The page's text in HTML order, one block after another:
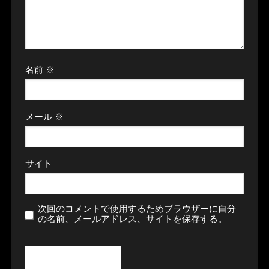
名前 ※
メール ※
サイト
次回のコメントで使用するためブラウザーに自分
の名前、メールアドレス、サイトを保存する。